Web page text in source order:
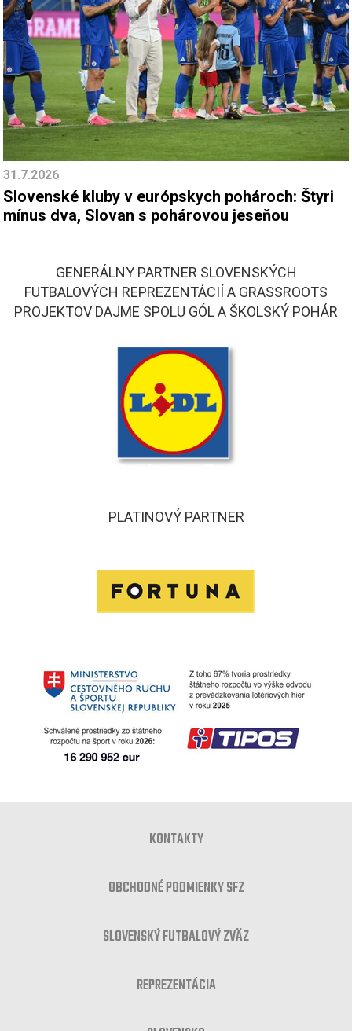
31.7.2026
Slovenské kluby v európskych pohároch: Štyri
mínus dva, Slovan s pohárovou jeseňou
GENERÁLNY PARTNER SLOVENSKÝCH
FUTBALOVÝCH REPREZENTÁCIÍ A GRASSROOTS
PROJEKTOV DAJME SPOLU GÓL A ŠKOLSKÝ POHÁR
PLATINOVÝ PARTNER
KONTAKTY
OBCHODNÉ PODMIENKY SFZ
SLOVENSKÝ FUTBALOVÝ ZVÄZ
REPREZENTÁCIA